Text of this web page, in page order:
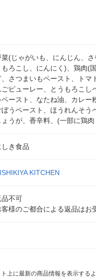
菜(じゃがいも、にんじん、さ
もろこし、にんにく)、鶏肉(
、さつまいもペースト、トマ
ごピューレー、とうもろこし
ペースト、なたね油、カレー
ぼうペースト、ほうれんそう
ょうが、香辛料、(一部に鶏
しき食品
KITCHEN
品不可
客様のご都合による返品はお
上に最新の商品情報を表示する